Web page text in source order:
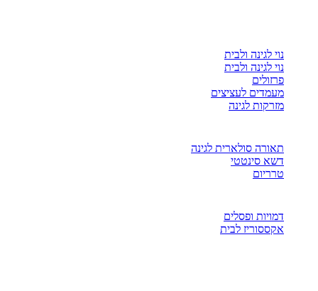
נוי לגינה ולבית
נוי לגינה ולבית
פרזולים
מעמדים לעציצים
מזרקות לגינה
תאורה סולארית לגינה
דשא סינטטי
טרריום
דמויות ופסלים
אקססוריז לבית